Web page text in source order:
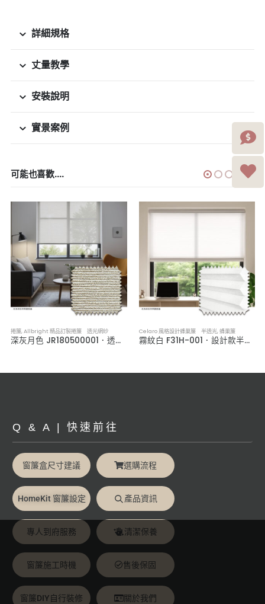
詳細規格
丈量教學
安裝說明
實景案例
可能也喜歡....
捲簾,Allbright 精品訂製捲簾 透光網紗
深灰月色 JR180500001．透光網紗捲簾
Celaro 風格設計蜂巢簾 半透光,蜂巢簾
霧紋白 F31H-001．設計款半透光蜂巢簾
Q & A | 快速前往
窗簾盒尺寸建議 選購流程
HomeKit 窗簾設定 產品資訊
專人到府服務 清潔保養
窗簾施工時機 售後保固
窗簾DIY自行裝修 關於我們